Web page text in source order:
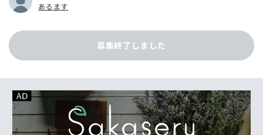
あるます
募集終了しました